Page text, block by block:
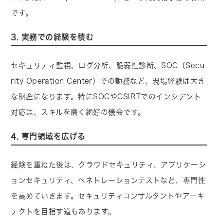
です。
3. 実務での経験を積む
セキュリティ監視、ログ分析、脆弱性診断、SOC（Secu
rity Operation Center）での勤務など、現場経験は大き
な財産になります。特にSOCやCSIRTでのインシデント
対応は、スキルを磨く絶好の機会です。
4. 専門領域を広げる
経験を重ねた後は、クラウドセキュリティ、アプリケーシ
ョンセキュリティ、ペネトレーションテストなど、専門性
を高めていきます。セキュリティコンサルタントやアーキ
テクトを目指す道もあります。